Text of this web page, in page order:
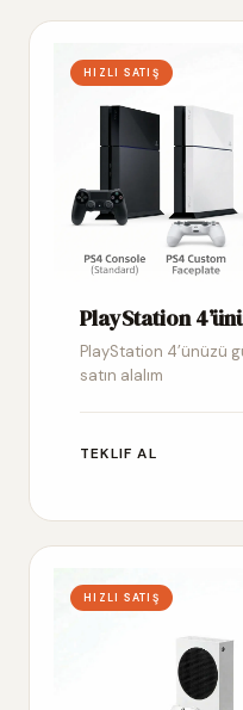
HIZLI SATIŞ
PlayStation
PlayStation 4’ünüzü
satın alalım
TEKLIF AL
HIZLI SATIŞ